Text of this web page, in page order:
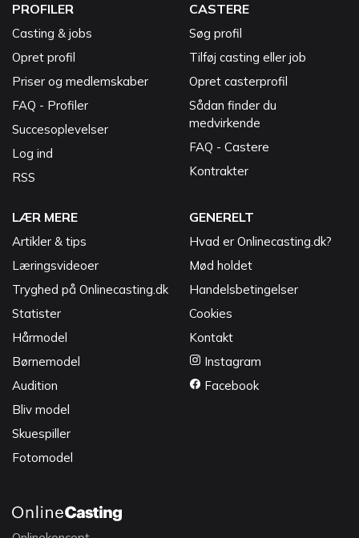
PROFILER
Casting & jobs
Opret profil
Priser og medlemskaber
FAQ - Profiler
Succesoplevelser
Log ind
RSS
CASTERE
Søg profil
Tilføj casting eller job
Opret casterprofil
Sådan finder du
medvirkende
FAQ - Castere
Kontrakter
LÆR MERE
Artikler & tips
Læringsvideoer
Tryghed på Onlinecasting.dk
Statister
Hårmodel
Børnemodel
Audition
Bliv model
Skuespiller
Fotomodel
GENERELT
Hvad er Onlinecasting.dk?
Mød holdet
Handelsbetingelser
Cookies
Kontakt
Instagram
Facebook